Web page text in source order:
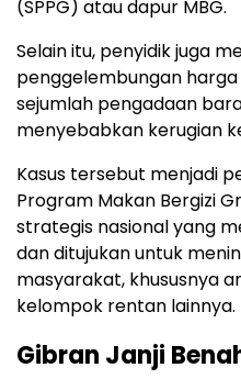
(SPPG) atau dapur MBG.
Selain itu, penyidik juga
penggelembungan
sejumlah pengadaan
menyebabkan kerugian
Kasus tersebut menjadi
Program Makan Bergizi
strategis nasional yang
dan ditujukan untuk
masyarakat, khususnya
kelompok rentan lainnya.
Gibran Janji